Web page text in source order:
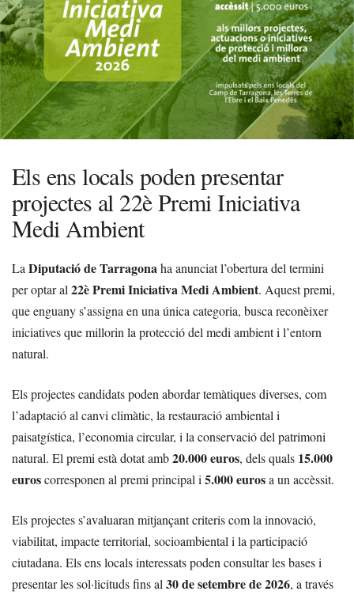
Els ens locals poden presentar
projectes al 22è Premi Iniciativa
Medi Ambient
La Diputació de Tarragonaha anunciat l’obertura del termini
per optar al 22è Premi Iniciativa Medi Ambient. Aquest premi,
que enguany s’assigna en una única categoria, busca reconèixer
iniciatives que millorin la protecció del medi ambient i l’entorn
natural.
Els projectes candidats poden abordar temàtiques diverses, com
l’adaptació al canvi climàtic, la restauració ambiental i
paisatgística, l’economia circular, i la conservació del patrimoni
natural. El premi està dotat amb20.000 euros, dels quals 15.000
euroscorresponen al premi principal i 5.000 eurosa un accèssit.
Els projectes s’avaluaran mitjançant criteris com la innovació,
viabilitat, impacte territorial, socioambiental i la participació
ciutadana. Els ens locals interessats poden consultar les bases i
presentar les sol·licituds fins al 30 de setembre de 2026, a través